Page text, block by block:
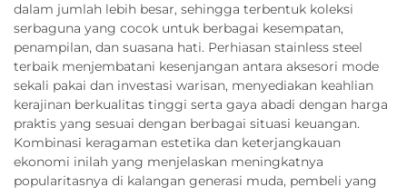
dalam jumlah lebih besar, sehingga terbentuk koleksi
serbaguna yang cocok untuk berbagai kesempatan,
penampilan, dan suasana hati. Perhiasan stainless steel
terbaik menjembatani kesenjangan antara aksesori mode
sekali pakai dan investasi warisan, menyediakan keahlian
kerajinan berkualitas tinggi serta gaya abadi dengan harga
praktis yang sesuai dengan berbagai situasi keuangan.
Kombinasi keragaman estetika dan keterjangkauan
ekonomi inilah yang menjelaskan meningkatnya
popularitasnya di kalangan generasi muda, pembeli yang